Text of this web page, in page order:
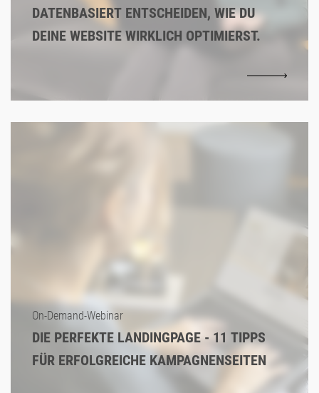
DATENBASIERT ENTSCHEIDEN, WIE DU
DEINE WEBSITE WIRKLICH OPTIMIERST.
On-Demand-Webinar
DIE PERFEKTE LANDINGPAGE - 11 TIPPS
FÜR ERFOLGREICHE KAMPAGNENSEITEN